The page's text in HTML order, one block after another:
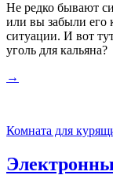
Не редко бывают
или вы забыли его
ситуации. И вот
уголь для кальяна?
→
Комната для